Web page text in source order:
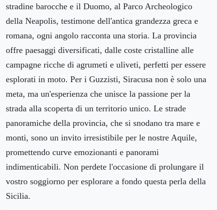
stradine barocche e il Duomo, al Parco Archeologico
della Neapolis, testimone dell'antica grandezza greca e
romana, ogni angolo racconta una storia. La provincia
offre paesaggi diversificati, dalle coste cristalline alle
campagne ricche di agrumeti e uliveti, perfetti per essere
esplorati in moto. Per i Guzzisti, Siracusa non è solo una
meta, ma un'esperienza che unisce la passione per la
strada alla scoperta di un territorio unico. Le strade
panoramiche della provincia, che si snodano tra mare e
monti, sono un invito irresistibile per le nostre Aquile,
promettendo curve emozionanti e panorami
indimenticabili. Non perdete l'occasione di prolungare il
vostro soggiorno per esplorare a fondo questa perla della
Sicilia.